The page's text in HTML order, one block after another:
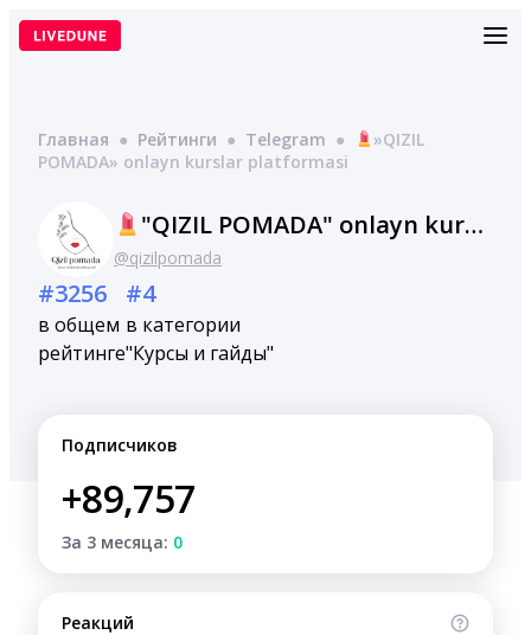
Перейти
Главная ● Рейтинги ● Telegram ●
»QIZIL
POMADA» onlayn kurslar platformasi
"QIZIL POMADA" onlayn kurslar platformasi
@qizilpomada
#3256
в общем
рейтинге
#4
в категории
"Курсы и гайды"
Подписчиков
+89,757
За 3 месяца: 0
Реакций